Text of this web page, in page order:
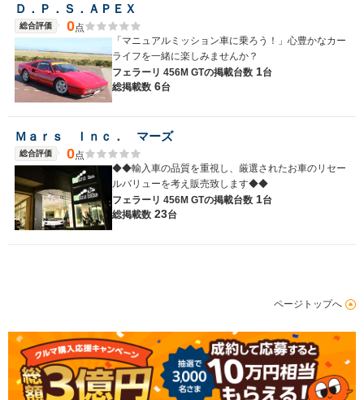
Ｄ．Ｐ．Ｓ．ＡＰＥＸ
総合評価 0点
「マニュアルミッション車に乗ろう！」心豊かなカー
ライフを一緒に楽しみませんか？
フェラーリ 456M GTの掲載台数 1台
総掲載数 6台
Ｍａｒｓ Ｉｎｃ． マーズ
総合評価 0点
◆◆輸入車の品質を重視し、厳選されたお車のリセー
ルバリューを考え販売致します◆◆
フェラーリ 456M GTの掲載台数 1台
総掲載数 23台
ページトップへ